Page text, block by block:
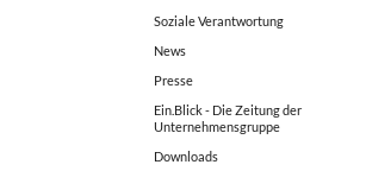
Soziale Verantwortung
News
Presse
Ein.Blick - Die Zeitung der
Unternehmensgruppe
Downloads